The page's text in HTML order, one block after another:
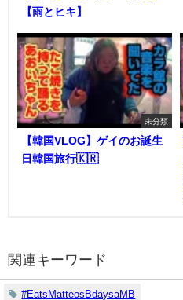
【雨とヒキ】
未分類
【韓国VLOG】ゲイのお誕生
日韓国旅行🇰🇷
関連キーワード
#EatsMatteosBdaysaMB